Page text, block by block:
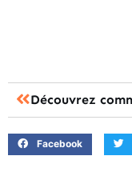
Facebook